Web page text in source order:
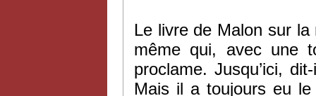
Le livre de Malon sur la
même qui, avec une
proclame. Jusqu’ici,
Mais il a toujours eu